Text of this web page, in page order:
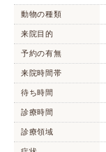
動物の種類
来院目的
予約の有無
来院時間帯
待ち時間
診療時間
診療領域